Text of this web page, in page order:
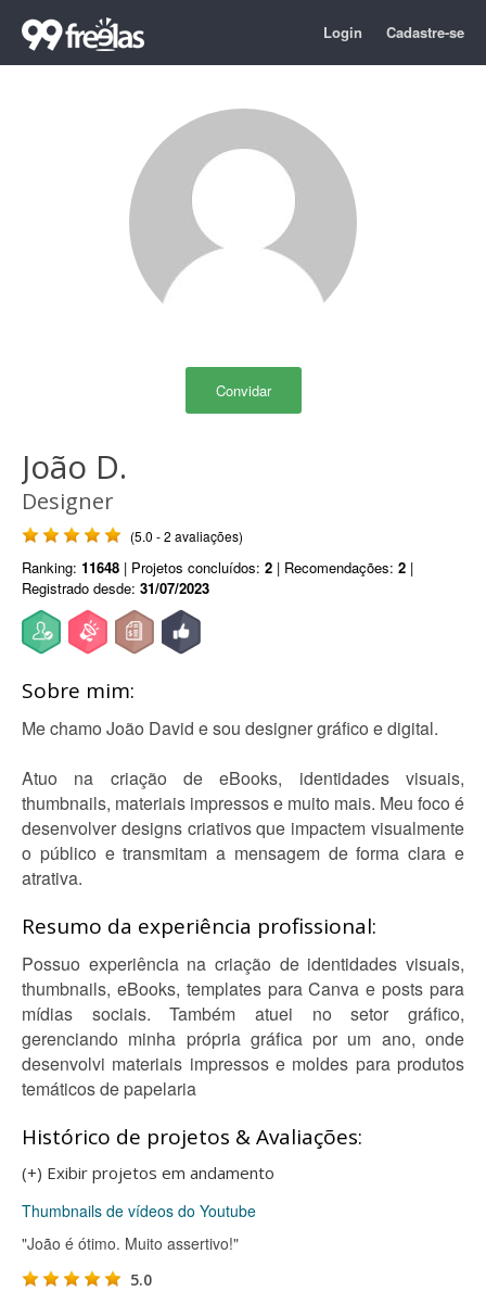
Login Cadastre-se
Convidar
João D.
Designer
(5.0 - 2 avaliações)
Ranking: 11648 | Projetos concluídos: 2 | Recomendações: 2 |
Registrado desde: 31/07/2023
Sobre mim:
Me chamo João David e sou designer gráfico e digital.
Atuo na criação de eBooks, identidades visuais,
thumbnails, materiais impressos e muito mais. Meu foco é
desenvolver designs criativos que impactem visualmente
o público e transmitam a mensagem de forma clara e
atrativa.
Resumo da experiência profissional:
Possuo experiência na criação de identidades visuais,
thumbnails, eBooks, templates para Canva e posts para
mídias sociais. Também atuei no setor gráfico,
gerenciando minha própria gráfica por um ano, onde
desenvolvi materiais impressos e moldes para produtos
temáticos de papelaria
Histórico de projetos & Avaliações:
(+) Exibir projetos em andamento
Thumbnails de vídeos do Youtube
"João é ótimo. Muito assertivo!"
5.0